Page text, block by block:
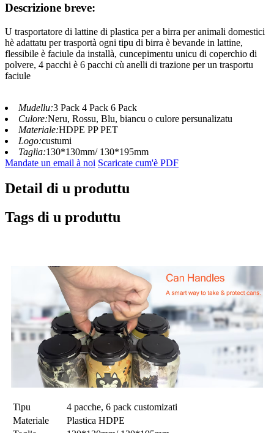
Descrizione breve:
U trasportatore di lattine di plastica per a birra per animali domestici
hè adattatu per trasportà ogni tipu di birra è bevande in lattine,
flessibile è faciule da installà, cuncepimentu unicu di coperchio di
polvere, 4 pacchi è 6 pacchi cù anelli di trazione per un trasportu
faciule
Mudellu:3 Pack 4 Pack 6 Pack
Culore:Neru, Rossu, Blu, biancu o culore persunalizatu
Materiale:HDPE PP PET
Logo:custumi
Taglia:130*130mm/ 130*195mm
Mandate un email à noi Scaricate cum'è PDF
Detail di u produttu
Tags di u produttu
Tipu
4 pacche, 6 pack customizati
Materiale
Plastica HDPE